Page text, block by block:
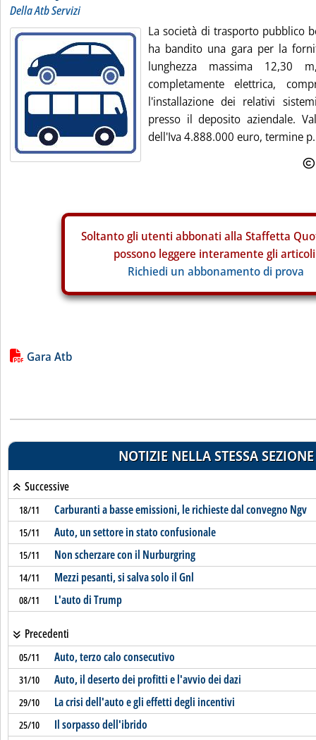
Della Atb Servizi
La società di trasporto pubblico
ha bandito una gara per la
lunghezza massima 12,30
completamente elettrica,
l'installazione dei relativi
presso il deposito aziendale.
dell'Iva 4.888.000 euro, termine
Soltanto gli utenti abbonati alla Staffetta
possono leggere interamente gli
Richiedi un abbonamento di prova
Lista allegati PDF alla notizia
Gara Atb
NOTIZIE NELLA STESSA SEZIONE
Successive
18/11 Carburanti a basse emissioni, le richieste dal convegno Ngv
15/11 Auto, un settore in stato confusionale
15/11 Non scherzare con il Nurburgring
14/11 Mezzi pesanti, si salva solo il Gnl
08/11 L'auto di Trump
Precedenti
05/11 Auto, terzo calo consecutivo
31/10 Auto, il deserto dei profitti e l'avvio dei dazi
29/10 La crisi dell'auto e gli effetti degli incentivi
25/10 Il sorpasso dell'ibrido